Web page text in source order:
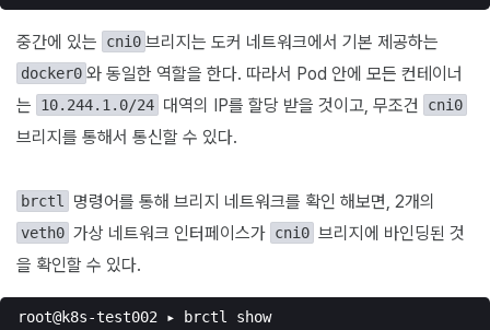
중간에 있는 cni0 브리지는 도커 네트워크에서 기본 제공하는
docker0 와 동일한 역할을 한다. 따라서 Pod 안에 모든 컨테이너
는
10.244.1.0/24 대역의 IP를 할당 받을 것이고, 무조건 cni0
브리지를 통해서 통신할 수 있다.
brctl 명령어를 통해 브리지 네트워크를 확인 해보면, 2개의
veth0 가상 네트워크 인터페이스가 cni0 브리지에 바인딩된 것
을 확인할 수 있다.
root@k8s-test002 ▸ brctl show